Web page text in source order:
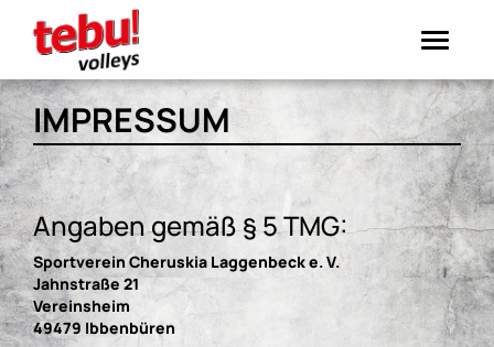
Toggle
navigation
IMPRESSUM
Angaben gemäß § 5 TMG:
Sportverein Cheruskia Laggenbeck e. V.
Jahnstraße 21
Vereinsheim
49479 Ibbenbüren